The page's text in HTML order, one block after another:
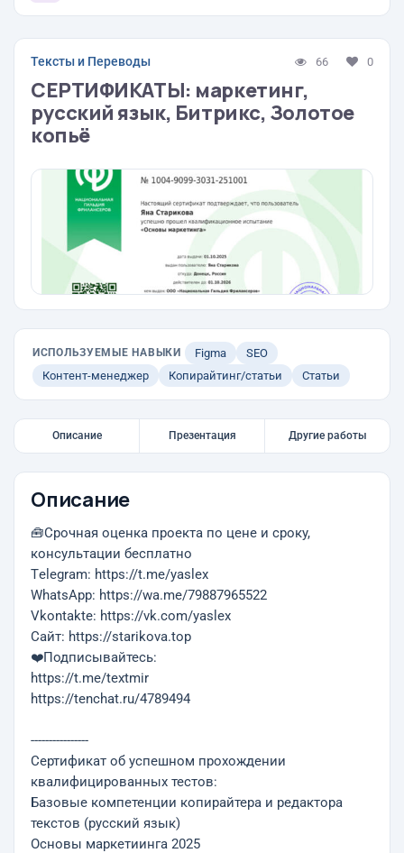
Тексты и Переводы 66 0
СЕРТИФИКАТЫ: маркетинг,
русский язык, Битрикс, Золотое
копьё
ИСПОЛЬЗУЕМЫЕ НАВЫКИ Figma
SEO
Контент-менеджер
Копирайтинг/статьи Статьи
Описание Презентация Другие работы
Описание
🧰Срочная оценка проекта по цене и сроку,
консультации бесплатно
Тelegram: https://t.me/yaslex
WhatsApp: https://wa.me/79887965522
Vkontakte: https://vk.com/yaslex
Cайт: https://starikova.top
❤️Подписывайтесь:
https://t.me/textmir
https://tenchat.ru/4789494
----------------
Сертификат об успешном прохождении
квалифицированных тестов:
Базовые компетенции копирайтера и редактора
текстов (русский язык)
Основы маркетиинга 2025